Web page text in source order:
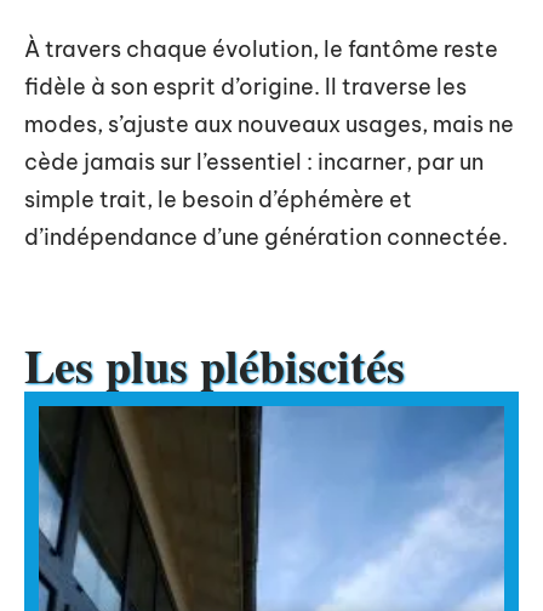
À travers chaque évolution, le fantôme reste
fidèle à son esprit d’origine. Il traverse les
modes, s’ajuste aux nouveaux usages, mais ne
cède jamais sur l’essentiel : incarner, par un
simple trait, le besoin d’éphémère et
d’indépendance d’une génération connectée.
Les plus plébiscités